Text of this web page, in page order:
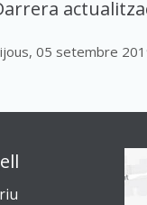
05 setembre